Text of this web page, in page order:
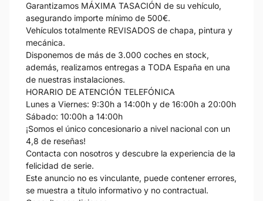
Garantizamos MÁXIMA TASACIÓN de su vehículo,
asegurando importe mínimo de 500€.
Vehículos totalmente REVISADOS de chapa, pintura y
mecánica.
Disponemos de más de 3.000 coches en stock,
además, realizamos entregas a TODA España en una
de nuestras instalaciones.
HORARIO DE ATENCIÓN TELEFÓNICA
Lunes a Viernes: 9:30h a 14:00h y de 16:00h a 20:00h
Sábado: 10:00h a 14:00h
¡Somos el único concesionario a nivel nacional con un
4,8 de reseñas!
Contacta con nosotros y descubre la experiencia de la
felicidad de serie.
Este anuncio no es vinculante, puede contener errores,
se muestra a título informativo y no contractual.